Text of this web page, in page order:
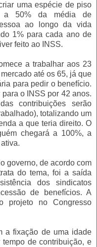
uma espécie de piso
a 50% da média de
ao longo da vida
1% para cada ano de
feito ao INSS.
a trabalhar aos 23
até os 65, já que
para pedir o benefício.
o INSS por 42 anos.
contribuições serão
totalizando um
a que teria direito. O
chegará a 100%, a
governo, de acordo com
do tema, foi a saída
dos sindicatos
de benefícios. A
projeto no Congresso
a fixação de uma idade
de contribuição, e